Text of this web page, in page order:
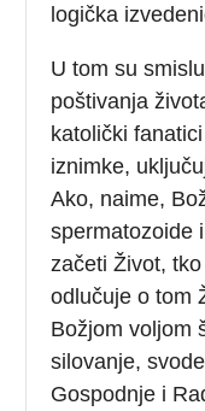
logička
U tom su
poštivanja
katolički
iznimke,
Ako, naime,
spermatozoide
začeti Život,
odlučuje o tom
Božjom voljom
silovanje,
Gospodnje i